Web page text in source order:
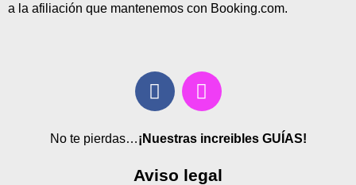
a la afiliación que mantenemos con Booking.com.
No te pierdas…¡Nuestras increibles GUÍAS!
Aviso legal